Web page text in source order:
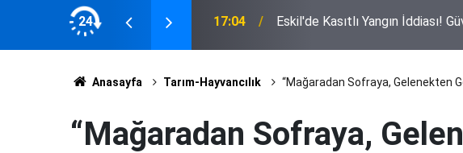
24
Latif Ağır'a Plaket 17:04 Eskil'de Kasıtlı Yangın İddiası!
Anasayfa Tarım-Hayvancılık “Mağaradan Sofraya, Gelenekten
“Mağaradan Sofraya,